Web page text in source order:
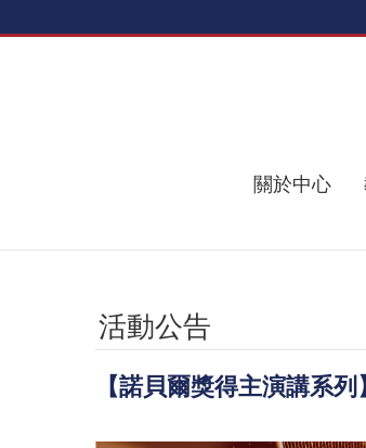
關於中心
活動公告
【諾貝爾獎得主演講系